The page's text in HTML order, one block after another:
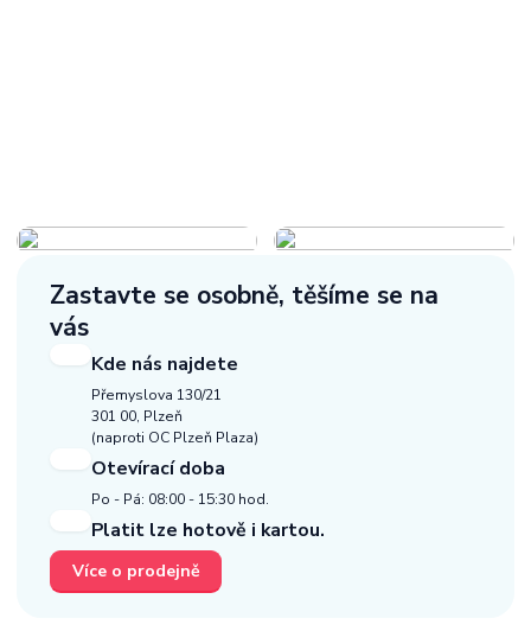
Zastavte se osobně, těšíme se na
vás
Kde nás najdete
Přemyslova 130/21
301 00, Plzeň
(naproti OC Plzeň Plaza)
Otevírací doba
Po - Pá: 08:00 - 15:30 hod.
Platit lze hotově i kartou.
Více o prodejně